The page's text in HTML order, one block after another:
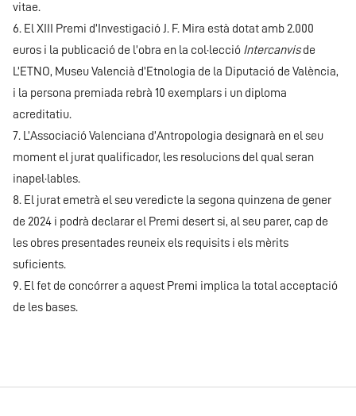
vitae.
6. El XIII Premi d’Investigació J. F. Mira està dotat amb 2.000
euros i la publicació de l’obra en la col·lecció Intercanvisde
L’ETNO, Museu Valencià d’Etnologia de la Diputació de València,
i la persona premiada rebrà 10 exemplars i un diploma
acreditatiu.
7. L’Associació Valenciana d’Antropologia designarà en el seu
moment el jurat qualificador, les resolucions del qual seran
inapel·lables.
8. El jurat emetrà el seu veredicte la segona quinzena de gener
de 2024 i podrà declarar el Premi desert si, al seu parer, cap de
les obres presentades reuneix els requisits i els mèrits
suficients.
9. El fet de concórrer a aquest Premi implica la total acceptació
de les bases.